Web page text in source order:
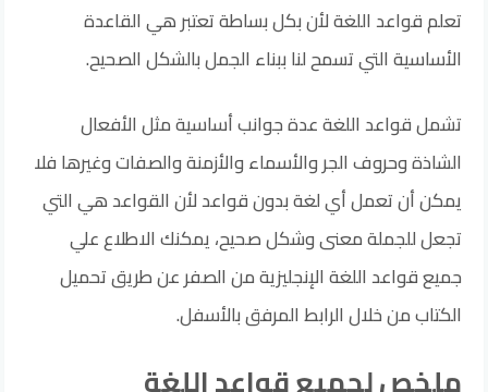
تعلم قواعد اللغة لأن بكل بساطة تعتبر هي القاعدة
الأساسية التي تسمح لنا ببناء الجمل بالشكل الصحيح.
تشمل قواعد اللغة عدة جوانب أساسية مثل الأفعال
الشاذة وحروف الجر والأسماء والأزمنة والصفات وغيرها فلا
يمكن أن تعمل أي لغة بدون قواعد لأن القواعد هي التي
تجعل للجملة معنى وشكل صحيح، يمكنك الاطلاع علي
جميع قواعد اللغة الإنجليزية من الصفر عن طريق تحميل
الكتاب من خلال الرابط المرفق بالأسفل.
ملخص لجميع قواعد اللغة